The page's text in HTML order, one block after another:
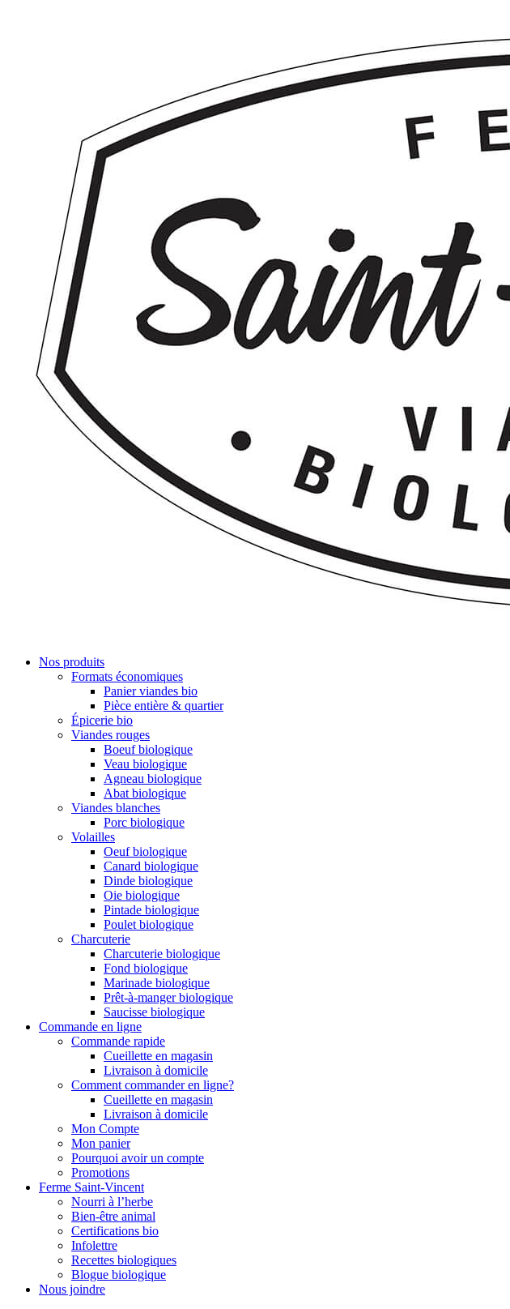
Nos produits
Formats économiques
Panier viandes bio
Pièce entière & quartier
Épicerie bio
Viandes rouges
Boeuf biologique
Veau biologique
Agneau biologique
Abat biologique
Viandes blanches
Porc biologique
Volailles
Oeuf biologique
Canard biologique
Dinde biologique
Oie biologique
Pintade biologique
Poulet biologique
Charcuterie
Charcuterie biologique
Fond biologique
Marinade biologique
Prêt-à-manger biologique
Saucisse biologique
Commande en ligne
Commande rapide
Cueillette en magasin
Livraison à domicile
Comment commander en ligne?
Cueillette en magasin
Livraison à domicile
Mon Compte
Mon panier
Pourquoi avoir un compte
Promotions
Ferme Saint-Vincent
Nourri à l’herbe
Bien-être animal
Certifications bio
Infolettre
Recettes biologiques
Blogue biologique
Nous joindre